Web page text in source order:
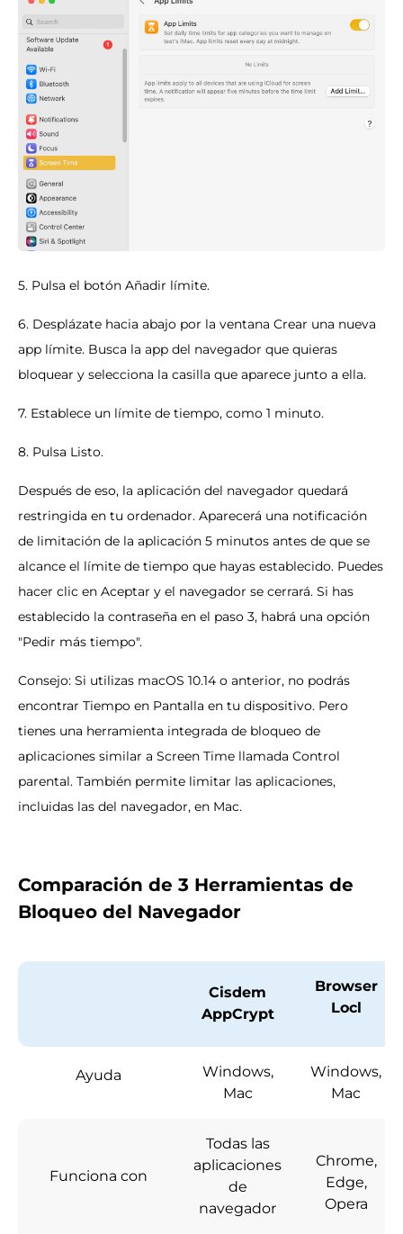
5. Pulsa el botón Añadir límite.
6. Desplázate hacia abajo por la ventana Crear una nueva
app límite. Busca la app del navegador que quieras
bloquear y selecciona la casilla que aparece junto a ella.
7. Establece un límite de tiempo, como 1 minuto.
8. Pulsa Listo.
Después de eso, la aplicación del navegador quedará
restringida en tu ordenador. Aparecerá una notificación
de limitación de la aplicación 5 minutos antes de que se
alcance el límite de tiempo que hayas establecido. Puedes
hacer clic en Aceptar y el navegador se cerrará. Si has
establecido la contraseña en el paso 3, habrá una opción
"Pedir más tiempo".
Consejo: Si utilizas macOS 10.14 o anterior, no podrás
encontrar Tiempo en Pantalla en tu dispositivo. Pero
tienes una herramienta integrada de bloqueo de
aplicaciones similar a Screen Time llamada Control
parental. También permite limitar las aplicaciones,
incluidas las del navegador, en Mac.
Comparación de 3 Herramientas de
Bloqueo del Navegador
Cisdem
AppCrypt
Browser
Locl
Ayuda
Windows,
Mac
Windows,
Mac
Funciona con
Todas las
aplicaciones
de
navegador
Chrome,
Edge,
Opera